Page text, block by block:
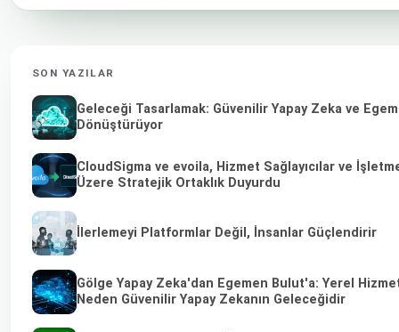
SON YAZILAR
Geleceği Tasarlamak: Güvenilir Yapay Zeka ve
Dönüştürüyor
CloudSigma ve evoila, Hizmet Sağlayıcılar ve
Üzere Stratejik Ortaklık Duyurdu
İlerlemeyi Platformlar Değil, İnsanlar Güçlendirir
Gölge Yapay Zeka'dan Egemen Bulut'a: Yerel
Neden Güvenilir Yapay Zekanın Geleceğidir